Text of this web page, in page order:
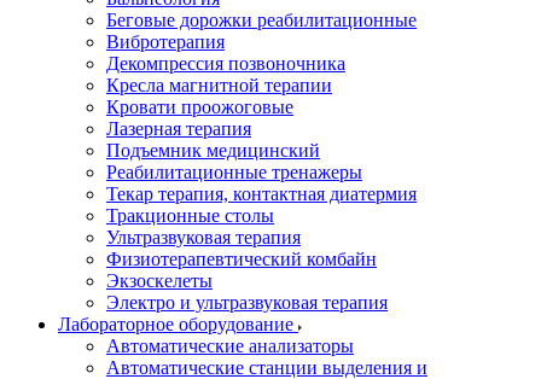
Беговые дорожки реабилитационные
Вибротерапия
Декомпрессия позвоночника
Кресла магнитной терапии
Кровати проожоговые
Лазерная терапия
Подъемник медицинский
Реабилитационные тренажеры
Текар терапия, контактная диатермия
Тракционные столы
Ультразвуковая терапия
Физиотерапевтический комбайн
Экзоскелеты
Электро и ультразвуковая терапия
Лабораторное оборудование
Автоматические анализаторы
Автоматические станции выделения и